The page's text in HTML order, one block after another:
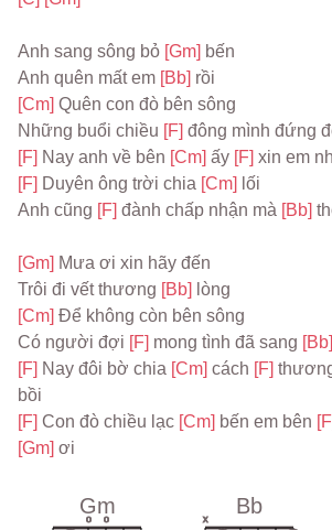
Anh sang sông bỏ [Gm] bến
Anh quên mất em [Bb] rồi
[Cm] Quên con đò bên sông
Những buổi chiều [F] đông mình đứng
[F] Nay anh về bên [Cm] ấy [F] xin em
[F] Duyên ông trời chia [Cm] lối
Anh cũng [F] đành chấp nhận mà [Bb]
[Gm] Mưa ơi xin hãy đến
Trôi đi vết thương [Bb] lòng
[Cm] Để không còn bên sông
Có người đợi [F] mong tình đã sang [Bb]
[F] Nay đôi bờ chia [Cm] cách [F]
bồi
[F] Con đò chiều lạc [Cm] bến em bên
[Gm] ơi
Gm
o o
Bb
x